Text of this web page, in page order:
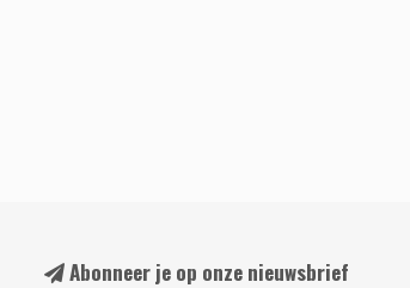
Abonneer je op onze nieuwsbrief